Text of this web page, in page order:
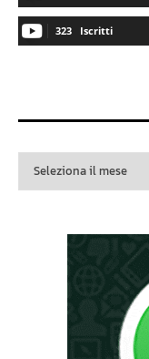
323 Iscritti